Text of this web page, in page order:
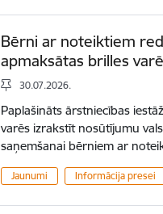
Bērni ar noteiktiem
apmaksātas brilles
30.07.2026.
Paplašināts ārstniecības
varēs izrakstīt nosūtījumu
saņemšanai bērniem ar
Jaunumi Informācija presei